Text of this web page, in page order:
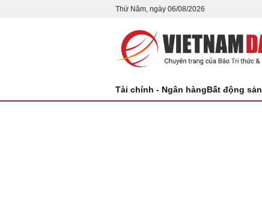
Thứ Năm, ngày 06/08/2026
Tài chính - Ngân hàngBất động sản